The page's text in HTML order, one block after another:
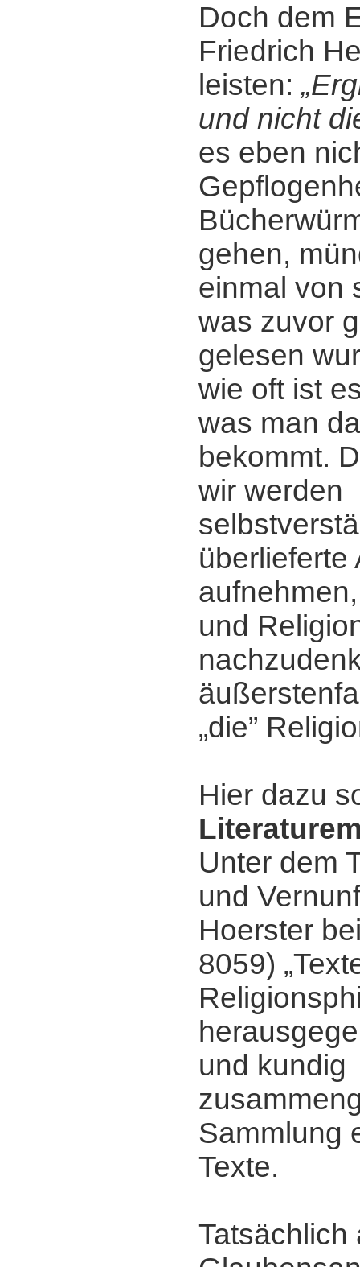
Doch dem
Friedrich
leisten:
und nicht
es eben
gehen,
einmal von
was zuvor
gelesen
wie oft ist
was man
bekommt.
wir werden
überlieferte
und
„die”
Hier dazu
Unter dem
und
Hoerster
8059)
und kundig
Sammlung
Texte.
Tatsächlich